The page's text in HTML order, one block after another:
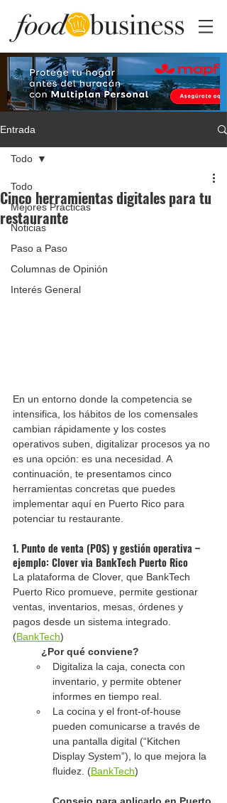
Entrada
Todo
Mejores Prácticas
Noticias
Paso a Paso
Columnas de Opinión
Interés General
Todo
Cinco herramientas digitales para tu
restaurante
En un entorno donde la competencia se
intensifica, los hábitos de los comensales
cambian rápidamente y los costes
operativos suben, digitalizar procesos ya no
es una opción: es una necesidad. A
continuación, te presentamos cinco
herramientas concretas que puedes
implementar aquí en Puerto Rico para
potenciar tu restaurante.
1. Punto de venta (POS) y gestión operativa –
ejemplo: Clover via BankTech Puerto Rico
La plataforma de Clover, que BankTech
Puerto Rico promueve, permite gestionar
ventas, inventarios, mesas, órdenes y
pagos desde un sistema integrado.
(BankTech)
¿Por qué conviene?
Digitaliza la caja, conecta con
inventario, y permite obtener
informes en tiempo real.
La cocina y el front-of-house
pueden comunicarse a través de
una pantalla digital (“Kitchen
Display System”), lo que mejora la
fluidez. (BankTech)